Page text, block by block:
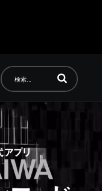
動画の検索語句